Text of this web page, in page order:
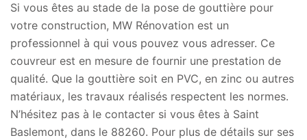
Si vous êtes au stade de la pose de gouttière pour
votre construction, MW Rénovation est un
professionnel à qui vous pouvez vous adresser. Ce
couvreur est en mesure de fournir une prestation de
qualité. Que la gouttière soit en PVC, en zinc ou autres
matériaux, les travaux réalisés respectent les normes.
N’hésitez pas à le contacter si vous êtes à Saint
Baslemont, dans le 88260. Pour plus de détails sur ses